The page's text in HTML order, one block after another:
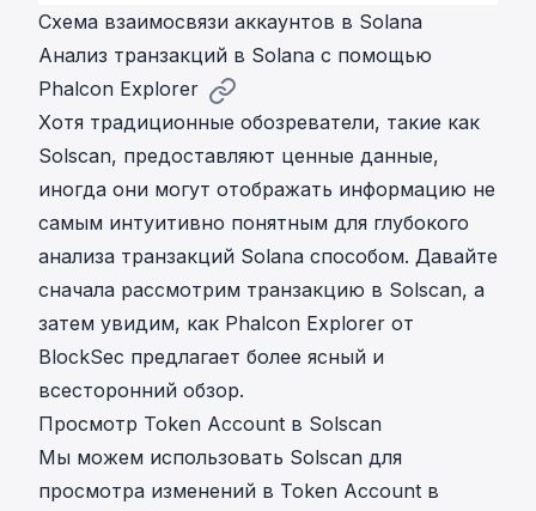
Схема взаимосвязи аккаунтов в Solana
Анализ транзакций в Solana с помощью
Phalcon Explorer
Хотя традиционные обозреватели, такие как
Solscan, предоставляют ценные данные,
иногда они могут отображать информацию не
самым интуитивно понятным для глубокого
анализа транзакций Solana способом. Давайте
сначала рассмотрим транзакцию в Solscan, а
затем увидим, как Phalcon Explorer от
BlockSec предлагает более ясный и
всесторонний обзор.
Просмотр Token Account в Solscan
Мы можем использовать Solscan для
просмотра изменений в Token Account в